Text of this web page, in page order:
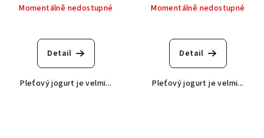
Momentálně nedostupné
Detail
Pleťový jogurt je velmi...
Momentálně nedostupné
Detail
Pleťový jogurt je velmi...